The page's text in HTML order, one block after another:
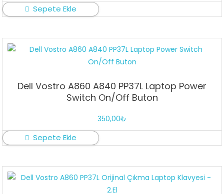
Sepete Ekle
Dell Vostro A860 A840 PP37L Laptop Power
Switch On/Off Buton
350,00₺
Sepete Ekle